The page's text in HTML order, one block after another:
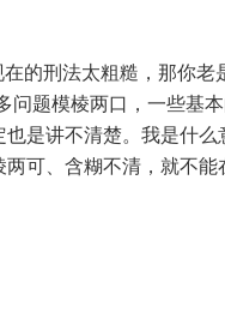
的刑法太粗糙，那你老
问题模棱两口，一些基
是讲不清楚。我是什么
可、含糊不清，就不能